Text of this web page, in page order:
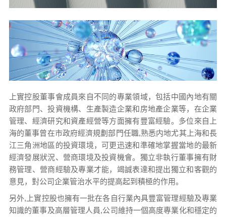
上實控股董事會成員來自不同的專業領域，包括中國內地有關
政府部門、投資機構、生產製造企業和房地產企業等，在企業
管理、經濟研究和資產經營等方面擁有豐富經驗。多位來自上
海的董事曾在市政府經濟規劃部門任職,熟悉内地尤其上海和長
江三角洲地區的投資環境，可更迅速和準確地掌握當地的最新
經濟發展狀況、營商環境及投資機會。獨立非執行董事擁有財
務管理、營商經驗及專業才能，竭誠表達和提出獨立和客觀的
意見，對公司企業管治水平的提高起到積極的作用。
另外,上實控股也擁有一批在各自行業內具豐富管理經驗及專業
知識的董事及高層管理人員,公司維持一個高度專業化和穩定的